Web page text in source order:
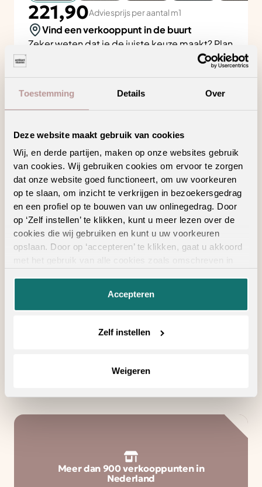
Toestemming Details Over
Deze website maakt gebruik van cookies
Wij, en derde partijen, maken op onze websites gebruik
van cookies. Wij gebruiken cookies om ervoor te zorgen
dat onze website goed functioneert, om uw voorkeuren
op te slaan, om inzicht te verkrijgen in bezoekersgedrag
en een profiel op te bouwen van uw onlinegedrag. Door
op ‘Zelf instellen’ te klikken, kunt u meer lezen over de
cookies die wij gebruiken en kunt u uw voorkeuren
opslaan. Door op ‘accepteren’ te klikken, gaat u akkoord
met het gebruik van alle cookies zoals omschreven in
Accepteren
Zelf instellen
Weigeren
221,90Adviesprijs per aantal m1
Vind een verkooppunt in de buurt
Zeker weten dat je de juiste keuze maakt? Plan
. Liever zelf kijken? Vind
Bekijk in je eigen ruimte
ALTIJD IN DE BUURT
Vind een verkooppunt
in de buurt
Meer dan 900 verkooppunten in
Nederland